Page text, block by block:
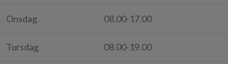
Onsdag 08.00-17.00
Torsdag 08.00-19.00